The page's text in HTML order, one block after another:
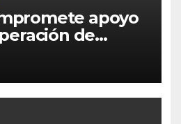
apoyo
de
dañada por
en